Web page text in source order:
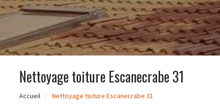
Nettoyage toiture Escanecrabe 31
Accueil Nettoyage toiture Escanecrabe 31